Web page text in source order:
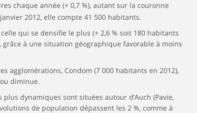
chaque année (+ 0,7 %), autant sur la couronne
2012, elle compte 41 500 habitants.
celle qui se densifie le plus (+ 2,6 % soit 180 habitants
à une situation géographique favorable à moins
agglomérations, Condom (7 000 habitants en 2012),
diminue.
dynamiques sont situées autour d’Auch (Pavie,
de population dépassent les 2 %, comme à